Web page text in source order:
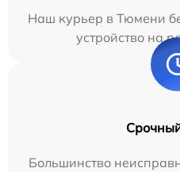
Наш курьер в Тюмени
устройство на
Большинство